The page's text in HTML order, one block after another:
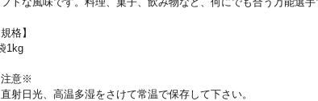
規格】
1kg
意※
直射日光、高温多湿をさけて常温で保存して下さい。